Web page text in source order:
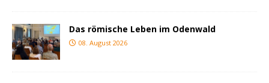
Das römische Leben im Odenwald
08. August 2026